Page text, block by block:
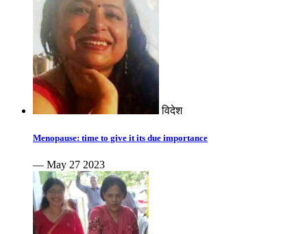
विदेश
Menopause: time to give it its due importance
— May 27 2023